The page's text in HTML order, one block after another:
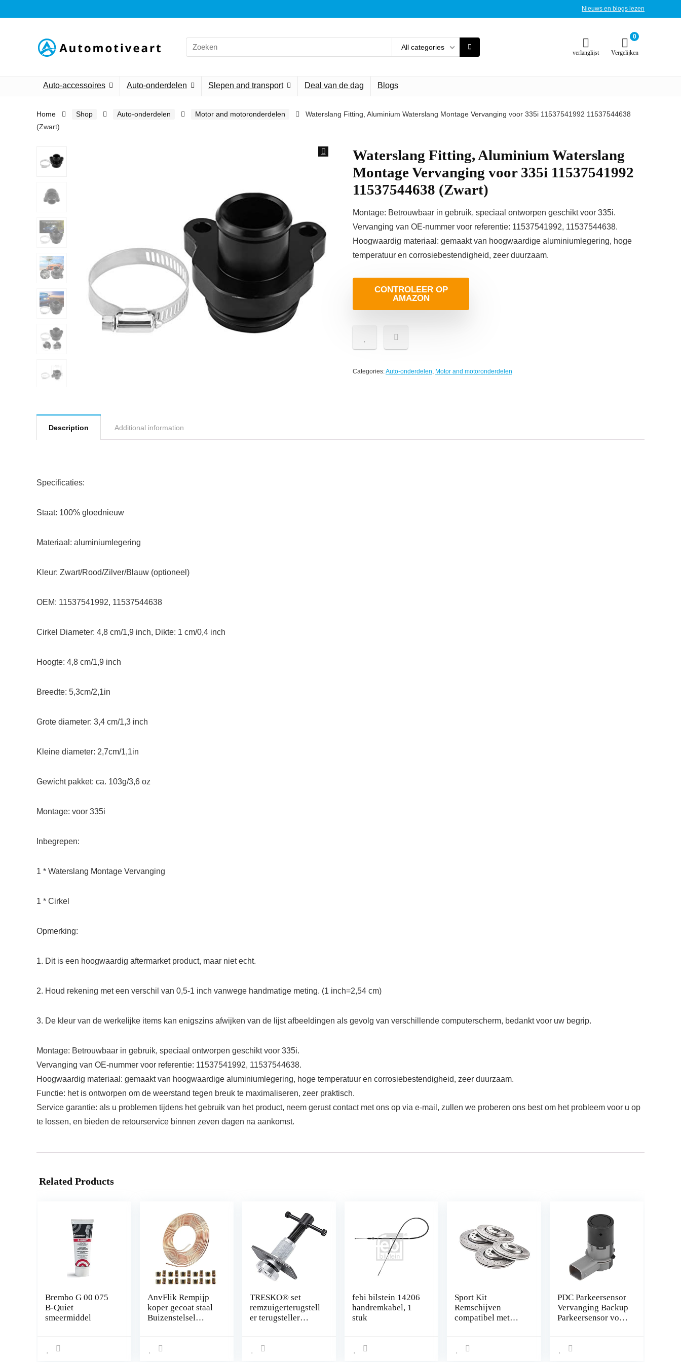
Nieuws en blogs lezen
Search
for:
All categories
verlanglijst
0
Vergelijken
Auto-accessoires Auto-onderdelen Slepen and transport Deal van de dag Blogs
Home Shop Auto-onderdelen Motor and motoronderdelen
Waterslang Fitting, Aluminium Waterslang Montage Vervanging voor 335i 11537541992 11537544638
(Zwart)
Waterslang Fitting, Aluminium Waterslang
Montage Vervanging voor 335i 11537541992
11537544638 (Zwart)
Montage: Betrouwbaar in gebruik, speciaal ontworpen geschikt voor 335i.
Vervanging van OE-nummer voor referentie: 11537541992, 11537544638.
Hoogwaardig materiaal: gemaakt van hoogwaardige aluminiumlegering, hoge
temperatuur en corrosiebestendigheid, zeer duurzaam.
CONTROLEER OP
AMAZON
Categories:Auto-onderdelen, Motor and motoronderdelen
Description Additional information
Specificaties:
Staat: 100% gloednieuw
Materiaal: aluminiumlegering
Kleur: Zwart/Rood/Zilver/Blauw (optioneel)
OEM: 11537541992, 11537544638
Cirkel Diameter: 4,8 cm/1,9 inch, Dikte: 1 cm/0,4 inch
Hoogte: 4,8 cm/1,9 inch
Breedte: 5,3cm/2,1in
Grote diameter: 3,4 cm/1,3 inch
Kleine diameter: 2,7cm/1,1in
Gewicht pakket: ca. 103g/3,6 oz
Montage: voor 335i
Inbegrepen:
1 * Waterslang Montage Vervanging
1 * Cirkel
Opmerking:
1. Dit is een hoogwaardig aftermarket product, maar niet echt.
2. Houd rekening met een verschil van 0,5-1 inch vanwege handmatige meting. (1 inch=2,54 cm)
3. De kleur van de werkelijke items kan enigszins afwijken van de lijst afbeeldingen als gevolg van verschillende computerscherm, bedankt voor uw begrip.
Montage: Betrouwbaar in gebruik, speciaal ontworpen geschikt voor 335i.
Vervanging van OE-nummer voor referentie: 11537541992, 11537544638.
Hoogwaardig materiaal: gemaakt van hoogwaardige aluminiumlegering, hoge temperatuur en corrosiebestendigheid, zeer duurzaam.
Functie: het is ontworpen om de weerstand tegen breuk te maximaliseren, zeer praktisch.
Service garantie: als u problemen tijdens het gebruik van het product, neem gerust contact met ons op via e-mail, zullen we proberen ons best om het probleem voor u op
te lossen, en bieden de retourservice binnen zeven dagen na aankomst.
Related Products
Brembo G 00 075
B-Quiet
smeermiddel
AnvFlik Rempijp
koper gecoat staal
Buizenstelsel
Vervanging
TRESKO® set
remzuigerterugstell
er terugsteller
remzuiger bij
febi bilstein 14206
handremkabel, 1
stuk
Sport Kit
Remschijven
compatibel met
2005 2006 2007
PDC Parkeersensor
Vervanging Backup
Parkeersensor voor
E53 E85 6620